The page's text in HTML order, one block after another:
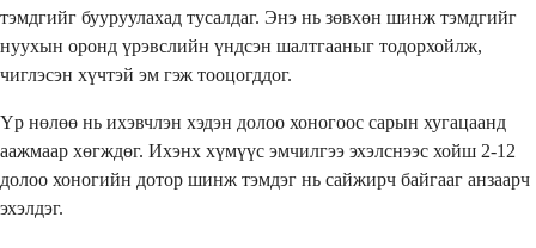
тэмдгийг бууруулахад тусалдаг. Энэ нь зөвхөн шинж тэмдгийг
нуухын оронд үрэвслийн үндсэн шалтгааныг тодорхойлж,
чиглэсэн хүчтэй эм гэж тооцогддог.
Үр нөлөө нь ихэвчлэн хэдэн долоо хоногоос сарын хугацаанд
аажмаар хөгждөг. Ихэнх хүмүүс эмчилгээ эхэлснээс хойш 2-12
долоо хоногийн дотор шинж тэмдэг нь сайжирч байгааг анзаарч
эхэлдэг.